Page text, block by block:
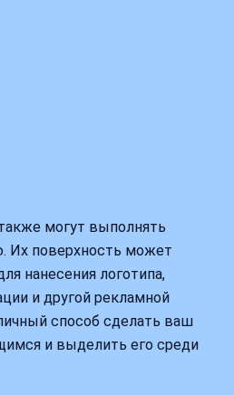
могут выполнять
Их поверхность может
нанесения логотипа,
и другой рекламной
способ сделать ваш
и выделить его среди